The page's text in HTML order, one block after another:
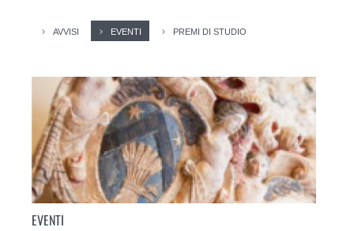
AVVISI EVENTI PREMI DI STUDIO
EVENTI